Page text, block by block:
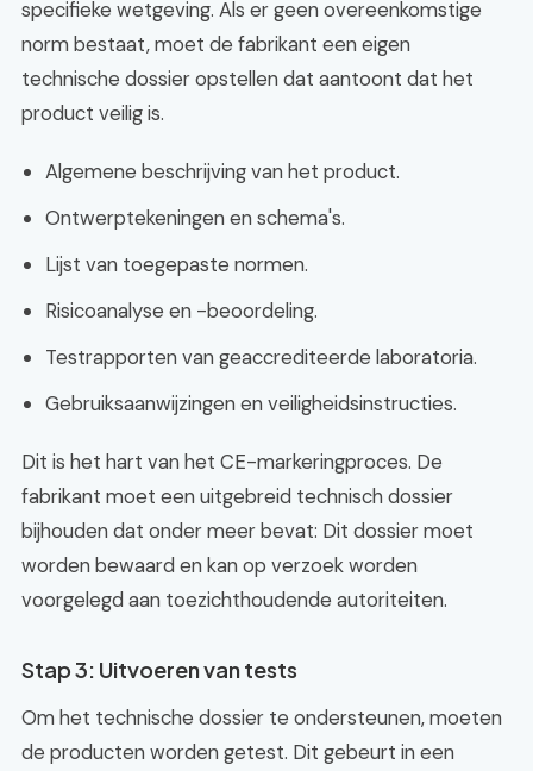
specifieke wetgeving. Als er geen overeenkomstige
norm bestaat, moet de fabrikant een eigen
technische dossier opstellen dat aantoont dat het
product veilig is.
Algemene beschrijving van het product.
Ontwerptekeningen en schema's.
Lijst van toegepaste normen.
Risicoanalyse en -beoordeling.
Testrapporten van geaccrediteerde laboratoria.
Gebruiksaanwijzingen en veiligheidsinstructies.
Dit is het hart van het CE-markeringproces. De
fabrikant moet een uitgebreid technisch dossier
bijhouden dat onder meer bevat: Dit dossier moet
worden bewaard en kan op verzoek worden
voorgelegd aan toezichthoudende autoriteiten.
Stap 3: Uitvoeren van tests
Om het technische dossier te ondersteunen, moeten
de producten worden getest. Dit gebeurt in een